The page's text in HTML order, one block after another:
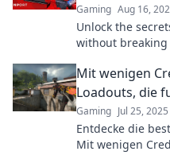
Gaming Aug 16,
Unlock the
without breaking
Mit wenigen
Loadouts, die
Gaming Jul 25, 2025
Entdecke die
Mit wenigen